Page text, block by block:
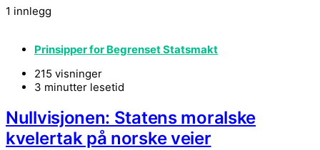
1 innlegg
Prinsipper for Begrenset Statsmakt
215 visninger
3 minutter lesetid
Nullvisjonen: Statens moralske
kvelertak på norske veier